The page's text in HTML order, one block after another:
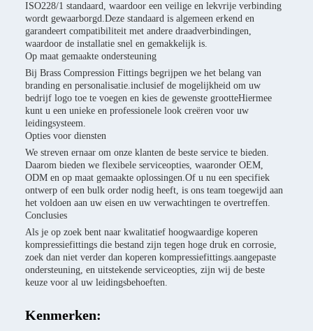
ISO228/1 standaard, waardoor een veilige en lekvrije verbinding
wordt gewaarborgd.Deze standaard is algemeen erkend en
garandeert compatibiliteit met andere draadverbindingen,
waardoor de installatie snel en gemakkelijk is.
Op maat gemaakte ondersteuning
Bij Brass Compression Fittings begrijpen we het belang van
branding en personalisatie.inclusief de mogelijkheid om uw
bedrijf logo toe te voegen en kies de gewenste grootteHiermee
kunt u een unieke en professionele look creëren voor uw
leidingsysteem.
Opties voor diensten
We streven ernaar om onze klanten de beste service te bieden.
Daarom bieden we flexibele serviceopties, waaronder OEM,
ODM en op maat gemaakte oplossingen.Of u nu een specifiek
ontwerp of een bulk order nodig heeft, is ons team toegewijd aan
het voldoen aan uw eisen en uw verwachtingen te overtreffen.
Conclusies
Als je op zoek bent naar kwalitatief hoogwaardige koperen
kompressiefittings die bestand zijn tegen hoge druk en corrosie,
zoek dan niet verder dan koperen kompressiefittings.aangepaste
ondersteuning, en uitstekende serviceopties, zijn wij de beste
keuze voor al uw leidingsbehoeften.
Kenmerken: